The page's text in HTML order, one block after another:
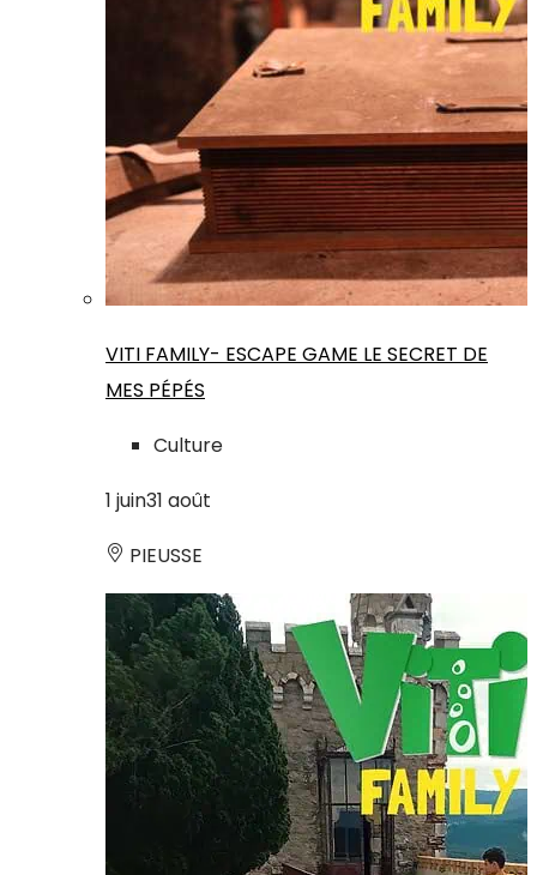
VITI FAMILY- ESCAPE GAME LE SECRET DE
MES PÉPÉS
Culture
1 juin31 août
PIEUSSE